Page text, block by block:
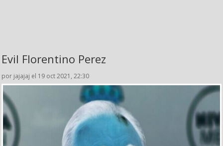
Evil Florentino Perez
por jajajaj el 19 oct 2021, 22:30